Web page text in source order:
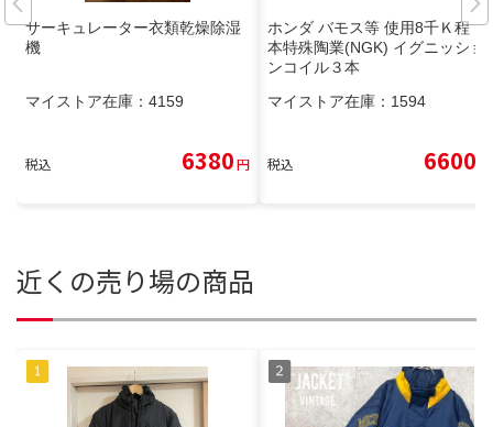
サーキュレーター衣類乾燥除湿
機
マイストア在庫： 4159
税込 6380円
ホンダ バモス等 使用8千Ｋ程 日
本特殊陶業(NGK) イグニッショ
ンコイル３本
マイストア在庫： 1594
税込 6600
近くの売り場の商品